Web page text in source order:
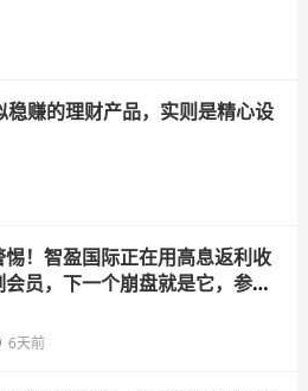
赚的理财产品，实则是精心设
惕！智盈国际正在用高息返利收
会员，下一个崩盘就是它，参与
6天前